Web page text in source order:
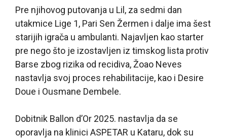
Pre njihovog putovanja u Lil, za sedmi dan
utakmice Lige 1, Pari Sen Žermen i dalje ima šest
starijih igrača u ambulanti. Najavljen kao starter
pre nego što je izostavljen iz timskog lista protiv
Barse zbog rizika od recidiva, Žoao Neves
nastavlja svoj proces rehabilitacije, kao i Desire
Doue i Ousmane Dembele.
Dobitnik Ballon d’Or 2025. nastavlja da se
oporavlja na klinici ASPETAR u Kataru, dok su